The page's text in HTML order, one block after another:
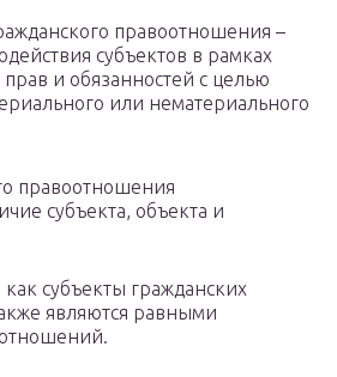
правоотношения –
субъектов в рамках
и обязанностей с целью
или нематериального
правоотношения
субъекта, объекта и
субъекты гражданских
являются равными